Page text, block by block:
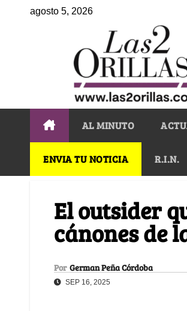
agosto 5, 2026
AL MINUTO
ENVIA TU NOTICIA R.I.N.
El outsider
cánones de
Por German Peña Córdoba
SEP 16, 2025